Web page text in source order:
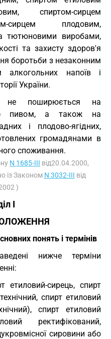
спиртом-сирцем
сирцем плодовим,
тютюновими виробами,
та захисту здоров'я
боротьби з незаконним
алкогольних напоїв і
України.
не поширюється на
пивом, а також на
і плодово-ягідних,
громадянами в
споживання.
N 1685-III від20.04.2000,
із Законом N 3032-III від
)
I
понять і термінів
нижче терміни
етиловий-сирець, спирт
спирт етиловий
спирт етиловий
ректифікований,
сировини або